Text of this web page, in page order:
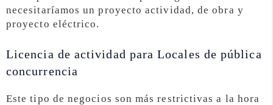
necesitaríamos un proyecto actividad, de obra y
proyecto eléctrico.
Licencia de actividad para Locales de pública
concurrencia
Este tipo de negocios son más restrictivas a la hora